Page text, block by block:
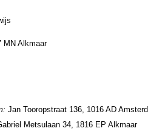
MN Alkmaar
Jan Toorop­straat 136, 1016 AD
Metsulaan 34, 1816 EP Alkmaar